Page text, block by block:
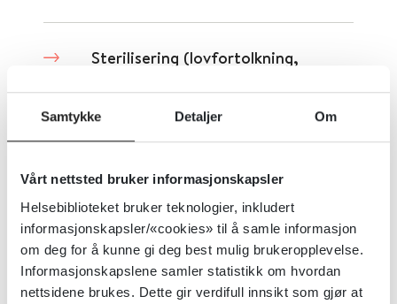
Samtykke Detaljer Om
Vårt nettsted bruker informasjonskapsler
Helsebiblioteket bruker teknologier, inkludert
informasjonskapsler/«cookies» til å samle informasjon
om deg for å kunne gi deg best mulig brukeropplevelse.
Informasjonskapslene samler statistikk om hvordan
nettsidene brukes. Dette gir verdifull innsikt som gjør at
Sterilisering (lovfortolkning,
Helsedirektoratet
Detaljer
Skeiv psykisk helse
Skeiv ungdom